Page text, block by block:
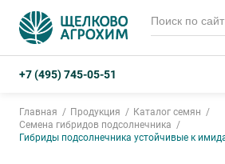
+7 (495) 745-05-51
Главная Продукция
Каталог семян
Cемена гибридов подсолнечника
Гибриды подсолнечника устойчивые к